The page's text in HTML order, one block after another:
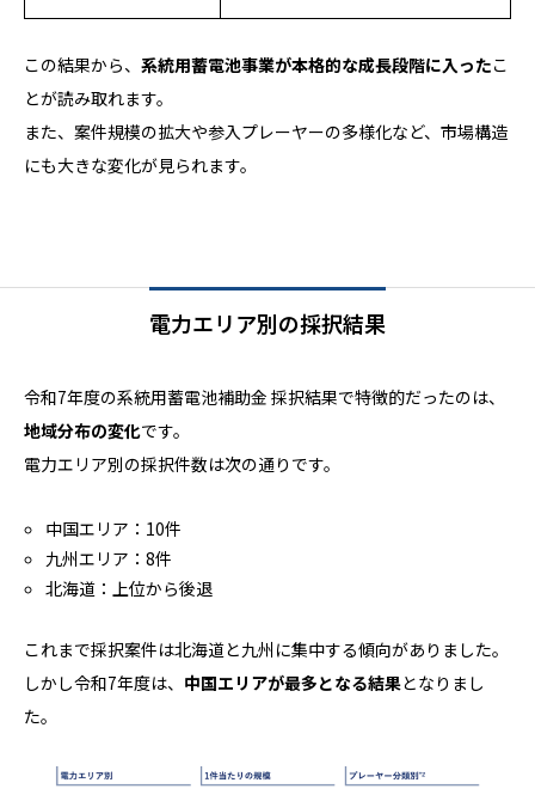
この結果から、 系統用蓄電池事業が本格的な成長段階に入ったこ
とが読み取れます。
また、案件規模の拡大や参入プレーヤーの多様化など、市場構造
にも大きな変化が見られます。
電力エリア別の採択結果
令和7年度の系統用蓄電池補助金 採択結果で特徴的だったのは、
地域分布の変化です。
電力エリア別の採択件数は次の通りです。
中国エリア：10件
九州エリア：8件
北海道：上位から後退
これまで採択案件は北海道と九州に集中する傾向がありました。
しかし令和7年度は、 中国エリアが最多となる結果となりまし
た。